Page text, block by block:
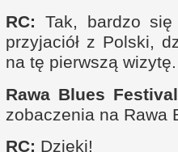
RC: Tak, bar­dzo
przyjaciół z Pol­ski,
na tę pierw­szą wizytę.
Rawa Blues
zobaczenia na Rawa
RC: Dzięki!